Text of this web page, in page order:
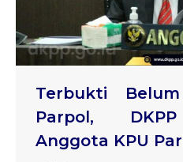
Terbukti
Parpol,
Anggota KPU